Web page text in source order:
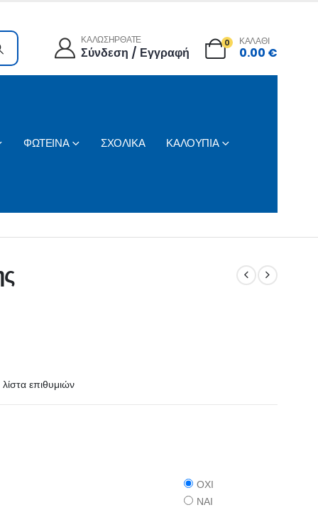
ΚΑΛΩΣΗΡΘΑΤΕ
Σύνδεση / Εγγραφή
0 ΚΑΛΑΘΙ
0.00 €
ΦΩΤΕΙΝΑ ΣΧΟΛΙΚΑ ΚΑΛΟΥΠΙΑ
επιθυμιών
ΟΧΙ
ΝΑΙ